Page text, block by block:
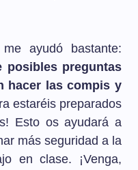
ayudó bastante:
posibles preguntas
hacer las compis y
estaréis preparados
Esto os ayudará a
más seguridad a la
en clase. ¡Venga,